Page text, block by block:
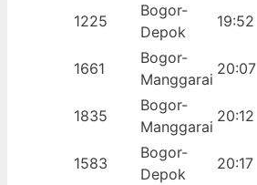
1225
Bogor-
Depok
19:52
1661
Bogor-
Manggarai
20:07
1835
Bogor-
Manggarai
20:12
1583
Bogor-
Depok
20:17